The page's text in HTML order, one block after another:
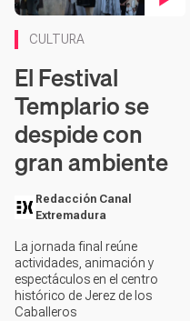
CULTURA
El Festival
Templario se
despide con
gran ambiente
Redacción Canal
Extremadura
La jornada final reúne
actividades, animación y
espectáculos en el centro
histórico de Jerez de los
Caballeros